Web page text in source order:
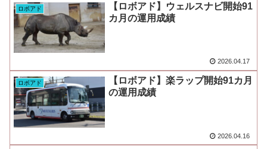
ロボアド
【ロボアド】ウェルスナビ開始91
カ月の運用成績
2026.04.17
ロボアド
【ロボアド】楽ラップ開始91カ月
の運用成績
2026.04.16